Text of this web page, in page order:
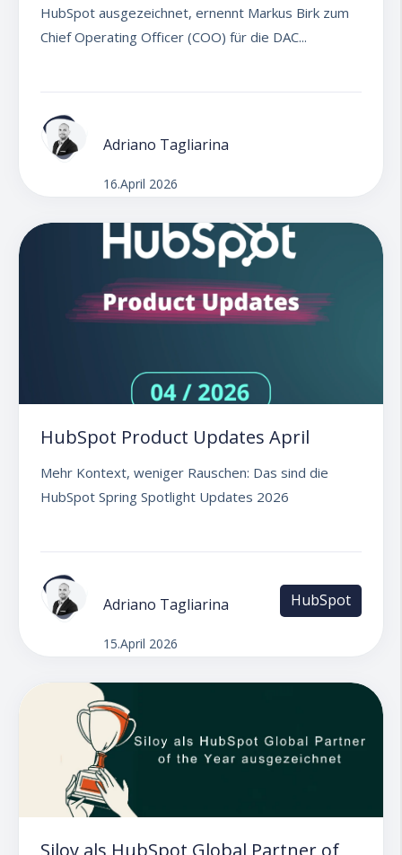
HubSpot ausgezeichnet, ernennt Markus Birk zum
Chief Operating Officer (COO) für die DAC...
Adriano Tagliarina
16.April 2026
HubSpot Product Updates April
Mehr Kontext, weniger Rauschen: Das sind die
HubSpot Spring Spotlight Updates 2026
Adriano Tagliarina
15.April 2026
HubSpot